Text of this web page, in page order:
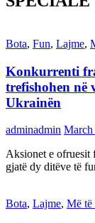
Bota, Fun, Lajme,
Konkurrenti
trefishohen në
Ukrainën
adminadmin March
Aksionet e ofruesit
gjatë dy ditëve të
Bota, Lajme, Më